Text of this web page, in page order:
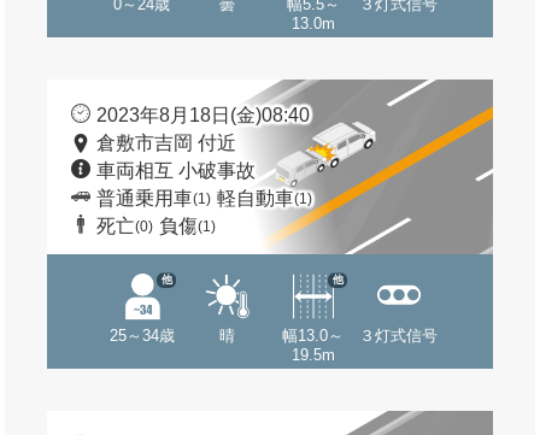
0～24歳 曇
幅5.5～
13.0m
３灯式信号
2023年8月18日(金)08:40
倉敷市吉岡 付近
車両相互 小破事故
普通乗用車(1) 軽自動車(1)
死亡(0) 負傷(1)
25～34歳
他
晴
幅13.0～
19.5m
他
３灯式信号